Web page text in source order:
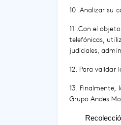
10 .Analizar su
11 .Con el
telefónicas,
judiciales,
12. Para validar
13. Finalmente,
Grupo Andes